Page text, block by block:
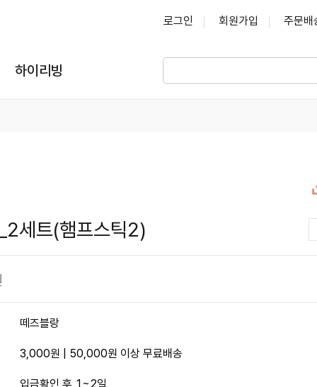
로그인 회원가입 주문배
하이리빙
세트(햄프스틱2)
떼즈블랑
3,000원 | 50,000원 이상 무료배송
입금확인 후 1~2일